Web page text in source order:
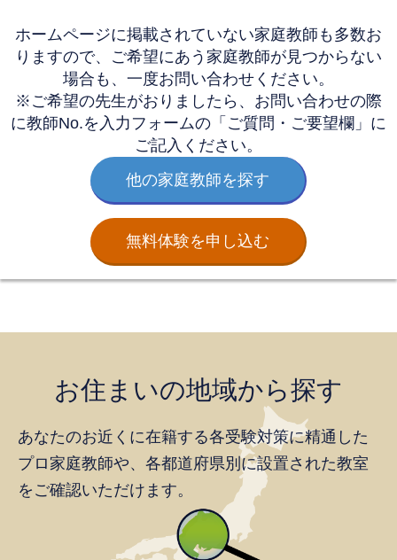
ホームページに掲載されていない家庭教師も多数お
りますので、 ご希望にあう家庭教師が見つからない
場合も、一度お問い合わせください。
※ご希望の先生がおりましたら、お問い合わせの際
に教師No.を 入力フォームの「ご質問・ご要望欄」に
ご記入ください。
他の家庭教師を探す
無料体験を申し込む
お住まいの地域から探す
あなたのお近くに在籍する各受験対策に精通した
プロ家庭教師や、 各都道府県別に設置された教室
をご確認いただけます。